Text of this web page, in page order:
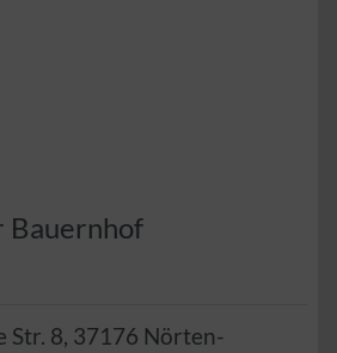
Bauernhof
Str. 8, 37176 Nörten-